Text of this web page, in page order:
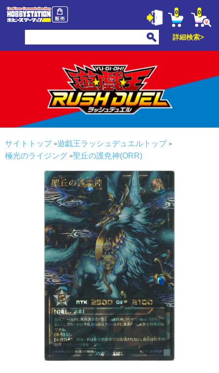
0 0
詳細検索>
サイトトップ
遊戯王ラッシュデュエルトップ
極光のライジング
聖丘の護尭神(ORR)